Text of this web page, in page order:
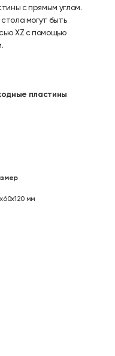
с прямым углом.
могут быть
XZ с помощью
пластины
мм